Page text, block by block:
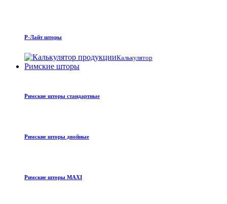
Р-Лайт шторы
Калькулятор
Римские шторы
Римские шторы стандартные
Римские шторы двойные
Римские шторы MAXI